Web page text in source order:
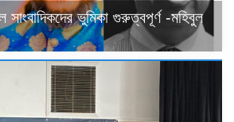
সাংবাদিকদের ভুমিকা গুরুত্বপূর্ণ -মহিবুল